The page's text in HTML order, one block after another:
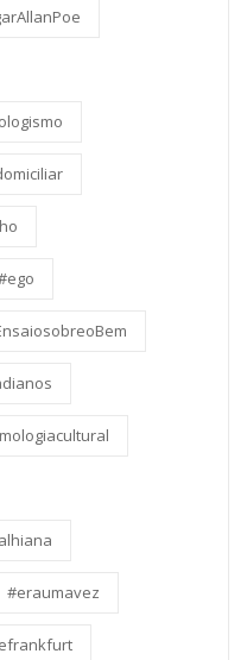
#eraumavez